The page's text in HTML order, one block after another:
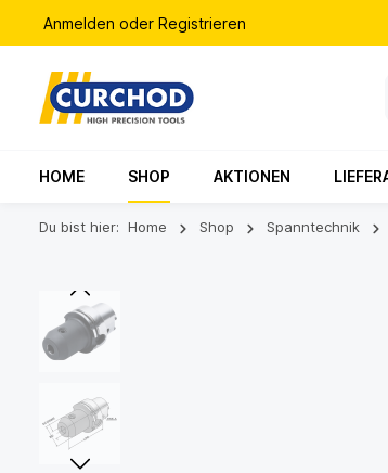
Anmelden oder Registrieren
HOME SHOP AKTIONEN
Du bist hier: Home Shop Spanntechnik